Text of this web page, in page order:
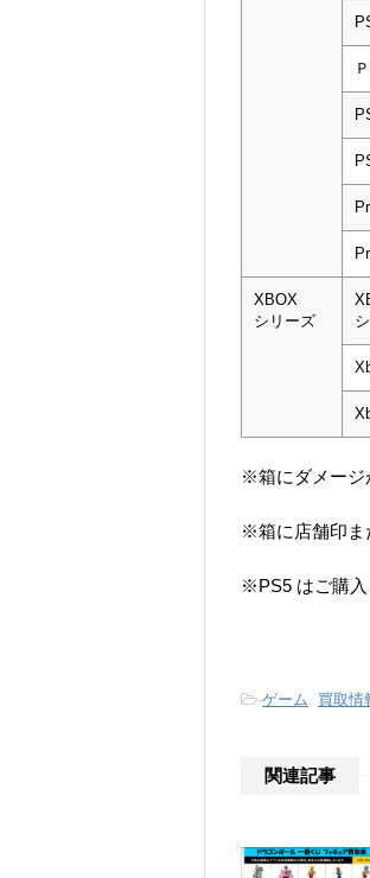
XBOX
シリーズ
※箱にダメージ
※箱に店舗印ま
※PS5 はご購入
-ゲーム, 買取情
関連記事